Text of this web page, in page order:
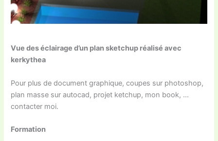
Vue des éclairage d’un plan sketchup réalisé avec
kerkythea
Pour plus de document graphique, coupes sur photoshop,
plan masse sur autocad, projet ketchup, mon book, …
contacter moi.
Formation